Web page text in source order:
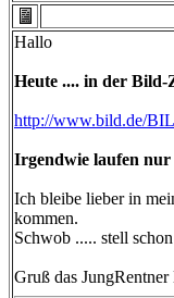
Hallo
Heute .... in der
http://www.bild.de/
Irgendwie laufen
Ich bleibe lieber in
kommen.
Schwob ..... stell
Gruß das JungRentner